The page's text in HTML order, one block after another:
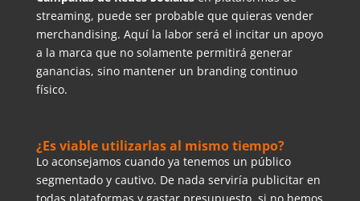
streaming, puede ser probable que quieras vender
merchandising. Aquí la labor será el incitar un apoyo
a la marca que no solamente permitirá generar
ganancias, sino mantener un branding continuo
físico.
¿Es viable utilizarlas al mismo tiempo?
Lo aconsejamos cuando ya tenemos un público
segmentado y cautivo. De nada serviría publicitar en